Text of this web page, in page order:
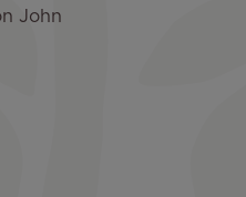
John